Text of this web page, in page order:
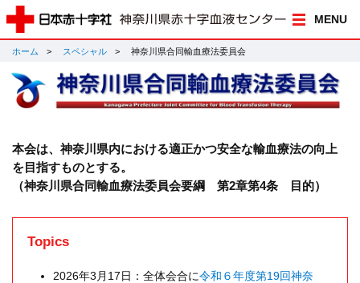
MENU
ホーム スペシャル 神奈川県合同輸血療法委員会
本会は、神奈川県内における適正かつ安全な輸血療法の向上
を目指すものとする。
（神奈川県合同輸血療法委員会要綱 第2章第4条 目的）
Topics
2026年3月17日：全体会合に令和６年度第19回神奈